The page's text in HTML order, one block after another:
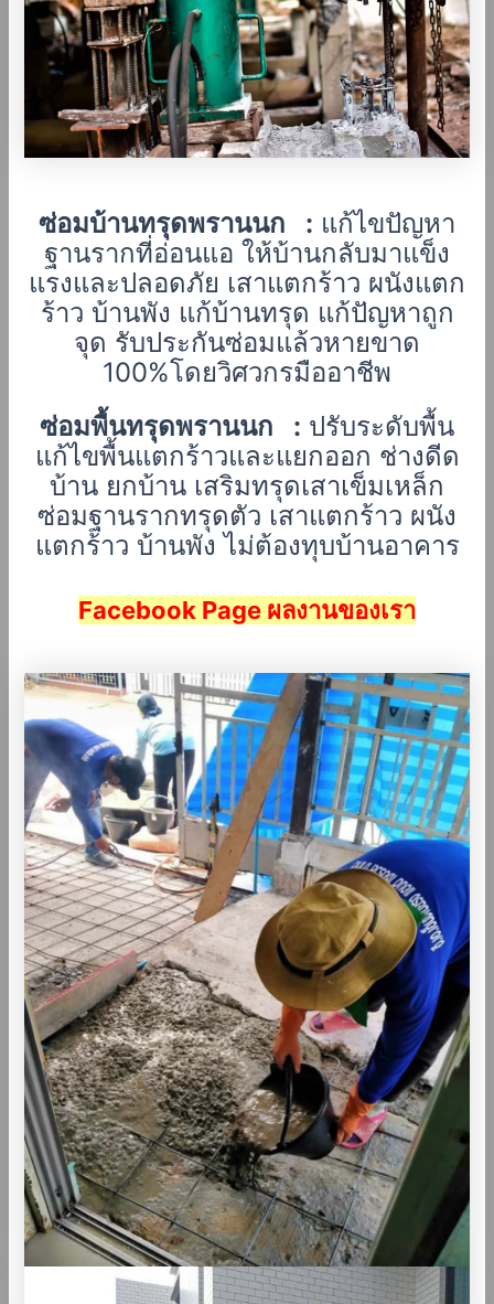
ซ่อมบ้านทรุดพรานนก : แก้ไขปัญหา
ฐานรากที่อ่อนแอ ให้บ้านกลับมาแข็ง
แรงและปลอดภัย เสาแตกร้าว ผนังแตก
ร้าว บ้านพัง แก้บ้านทรุด แก้ปัญหาถูก
จุด รับประกันซ่อมแล้วหายขาด
100%โดยวิศวกรมืออาชีพ
ซ่อมพื้นทรุดพรานนก : ปรับระดับพื้น
แก้ไขพื้นแตกร้าวและแยกออก ช่างดีด
บ้าน ยกบ้าน เสริมทรุดเสาเข็มเหล็ก
ซ่อมฐานรากทรุดตัว เสาแตกร้าว ผนัง
แตกร้าว บ้านพัง ไม่ต้องทุบบ้านอาคาร
Facebook Page ผลงานของเรา